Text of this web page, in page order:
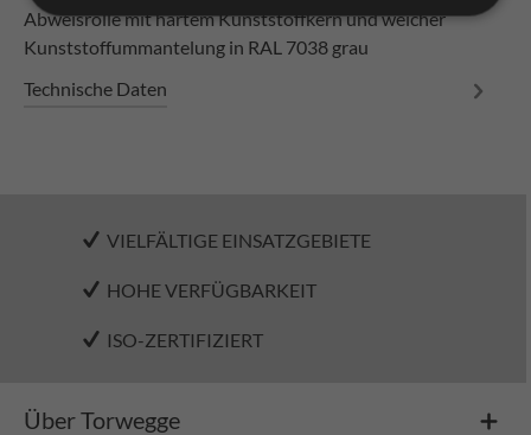
Abweisrolle mit hartem Kunststoffkern und weicher
Kunststoffummantelung in RAL 7038 grau
Technische Daten
VIELFÄLTIGE EINSATZGEBIETE
HOHE VERFÜGBARKEIT
ISO-ZERTIFIZIERT
Über Torwegge